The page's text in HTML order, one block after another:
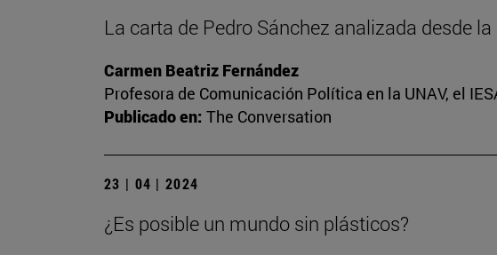
La carta de Pedro Sánchez analizada desde
Carmen Beatriz Fernández
Profesora de Comunicación Política en la UNAV, el
Publicado en: The Conversation
23 | 04 | 2024
¿Es posible un mundo sin plásticos?